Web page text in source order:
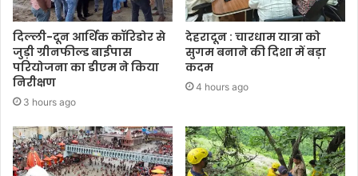
दिल्ली-दून आर्थिक कॉरिडोर से
जुड़ी ग्रीनफील्ड बाईपास
परियोजना का डीएम ने किया
निरीक्षण
3 hours ago
देहरादून : चारधाम यात्रा को
सुगम बनाने की दिशा में बड़ा
कदम
4 hours ago